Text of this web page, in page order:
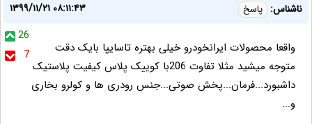
ناشناس: پاسخ
۱۳۹۹/۱۱/۲۱ ۰۸:۱۱:۴۳
26
7
واقعا محصولات ایرانخودرو خیلی بهتره تاسایپا بایک دقت
متوجه میشید مثلا تفاوت 206با کوییک پلاس کیفیت پلاستیک
داشبورد...فرمان...پخش صوتی...جنس رودری ها و کولرو بخاری
و...